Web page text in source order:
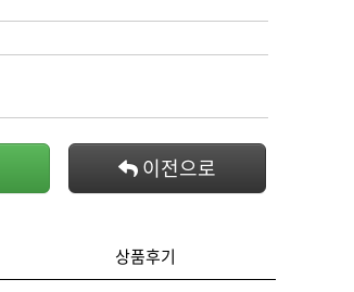
이전으로
상품후기